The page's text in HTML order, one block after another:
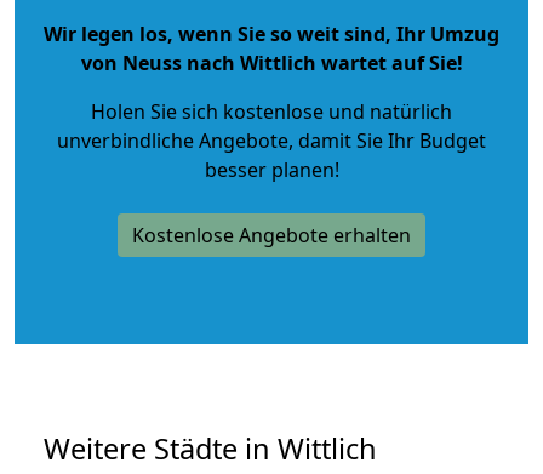
Wir legen los, wenn Sie so weit sind, Ihr Umzug
von Neuss nach Wittlich wartet auf Sie!
Holen Sie sich kostenlose und natürlich
unverbindliche Angebote, damit Sie Ihr Budget
besser planen!
Kostenlose Angebote erhalten
Weitere Städte in Wittlich